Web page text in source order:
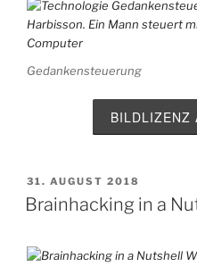
Gedankensteuerung
BILDLIZENZ
VERÖFFENTLICHT
AM
31. AUGUST 2018
Brainhacking in a